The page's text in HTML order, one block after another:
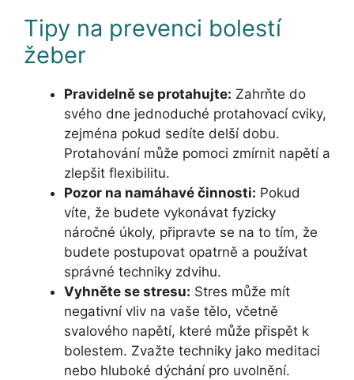
Tipy na prevenci bolestí
žeber
Pravidelně se protahujte: Zahrňte do
svého dne jednoduché protahovací cviky,
zejména pokud sedíte delší dobu.
Protahování může pomoci zmírnit napětí a
zlepšit flexibilitu.
Pozor na namáhavé činnosti: Pokud
víte, že budete vykonávat fyzicky
náročné úkoly, připravte se na to tím, že
budete postupovat opatrně a používat
správné techniky zdvihu.
Vyhněte se stresu: Stres může mít
negativní vliv na vaše tělo, včetně
svalového napětí, které může přispět k
bolestem. Zvažte techniky jako meditaci
nebo hluboké dýchání pro uvolnění.